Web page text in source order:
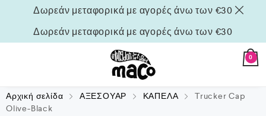
Δωρεάν μεταφορικά με αγορές άνω των €30
Δωρεάν μεταφορικά με αγορές άνω των €30
0
Αρχική σελίδα ΑΞΕΣΟΥΑΡ ΚΑΠΕΛΑ
Trucker Cap
Olive-Black